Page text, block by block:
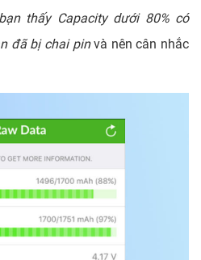
thấy Capacity dưới 80% có
đã bị chai pinvà nên cân nhắc